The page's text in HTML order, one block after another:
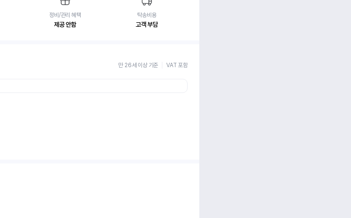
정비/관리 혜택
제공 안함
탁송비용
고객 부담
만 26세 이상 기준 VAT 포함